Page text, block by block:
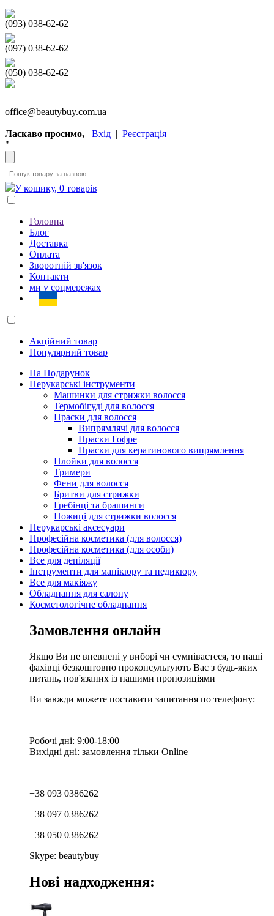
(093) 038-62-62
(097) 038-62-62
(050) 038-62-62
office@beautybuy.com.ua
Ласкаво просимо, Вхід | Реєстрація
"
У кошику, 0 товарів
Головна
Блог
Доставка
Оплата
Зворотній зв'язок
Контакти
ми у соцмережах
Акційний товар
Популярний товар
На Подарунок
Перукарські інструменти
Машинки для стрижки волосся
Термобігуді для волосся
Праски для волосся
Випрямлячі для волосся
Праски Гофре
Праски для кератинового випрямлення
Плойки для волосся
Тримери
Фени для волосся
Бритви для стрижки
Гребінці та брашинги
Ножиці для стрижки волосся
Перукарські аксесуари
Професійна косметика (для волосся)
Професійна косметика (для особи)
Все для депіляції
Інструменти для манікюру та педикюру
Все для макіяжу
Обладнання для салону
Косметологічне обладнання
Замовлення онлайн
Якщо Ви не впевнені у виборі чи сумніваєтеся, то наші
фахівці безкоштовно проконсультують Вас з будь-яких
питань, пов'язаних із нашими пропозиціями
Ви завжди можете поставити запитання по телефону:
Робочі дні: 9:00-18:00
Вихідні дні: замовлення тільки Online
+38 093 0386262
+38 097 0386262
+38 050 0386262
Skype: beautybuy
Нові надходження: